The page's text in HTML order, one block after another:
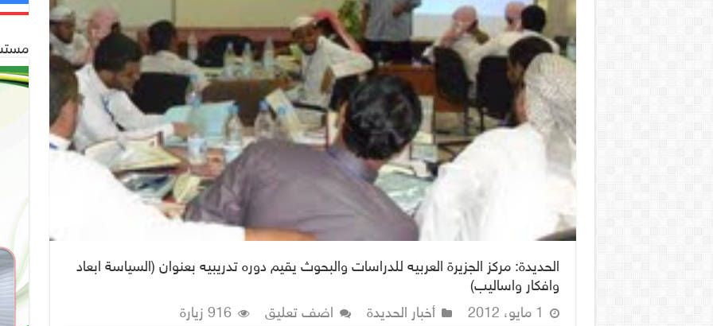
الحديدة: مركز الجزيرة العربيه للدراسات والبحوث يقيم دوره تدريبيه بعنوان (السياسة ابعاد
وافكار واساليب)
1 مايو، 2012
أخبار الحديدة اضف تعليق 916 زيارة